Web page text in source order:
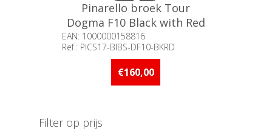
Pinarello broek Tour
Dogma F10 Black with Red
accents / S°
EAN: 1000000158816
Ref.: PICS17-BIBS-DF10-BKRD
Beschikbaarheid:: Minder dan 5
stuks op voorraad
€160,00
Filter op prijs